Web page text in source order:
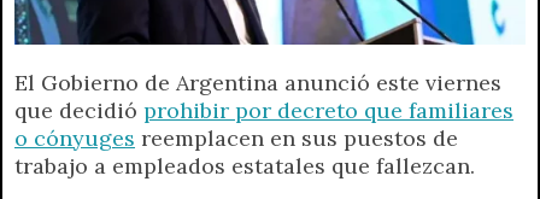
El Gobierno de Argentina anunció este viernes
que decidió prohibir por decreto que familiares
o cónyuges reemplacen en sus puestos de
trabajo a empleados estatales que fallezcan.